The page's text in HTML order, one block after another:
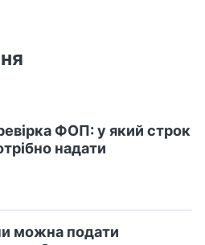
ФОП: у який строк
надати
можна подати